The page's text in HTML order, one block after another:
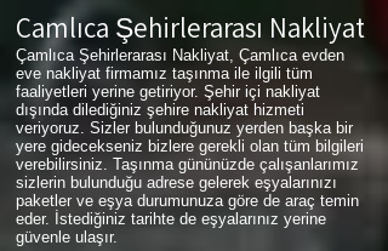
Çamlıca Şehirlerarası Nakliyat
Çamlıca Şehirlerarası Nakliyat, Çamlıca evden
eve nakliyat firmamız taşınma ile ilgili tüm
faaliyetleri yerine getiriyor. Şehir içi nakliyat
dışında dilediğiniz şehire nakliyat hizmeti
veriyoruz. Sizler bulunduğunuz yerden başka bir
yere gidecekseniz bizlere gerekli olan tüm bilgileri
verebilirsiniz. Taşınma gününüzde çalışanlarımız
sizlerin bulunduğu adrese gelerek eşyalarınızı
paketler ve eşya durumunuza göre de araç temin
eder. İstediğiniz tarihte de eşyalarınız yerine
güvenle ulaşır.